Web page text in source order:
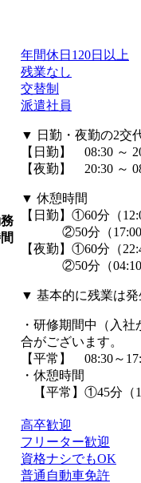
年間休日120日以上
残業なし
交替制
派遣社員
▼ 日勤・夜勤の2交
【日勤】 08:30 ～
【夜勤】 20:30 ～
▼ 休憩時間
【日勤】①60分（
②50分（17:00～
【夜勤】①60分（
②50分（04:10～
▼ 基本的に残業は発
・研修期間中（入
合がございます。
【平常】 08:30～
・休憩時間
【平常】①45分（
高卒歓迎
フリーター歓迎
資格ナシでもOK
普通自動車免許